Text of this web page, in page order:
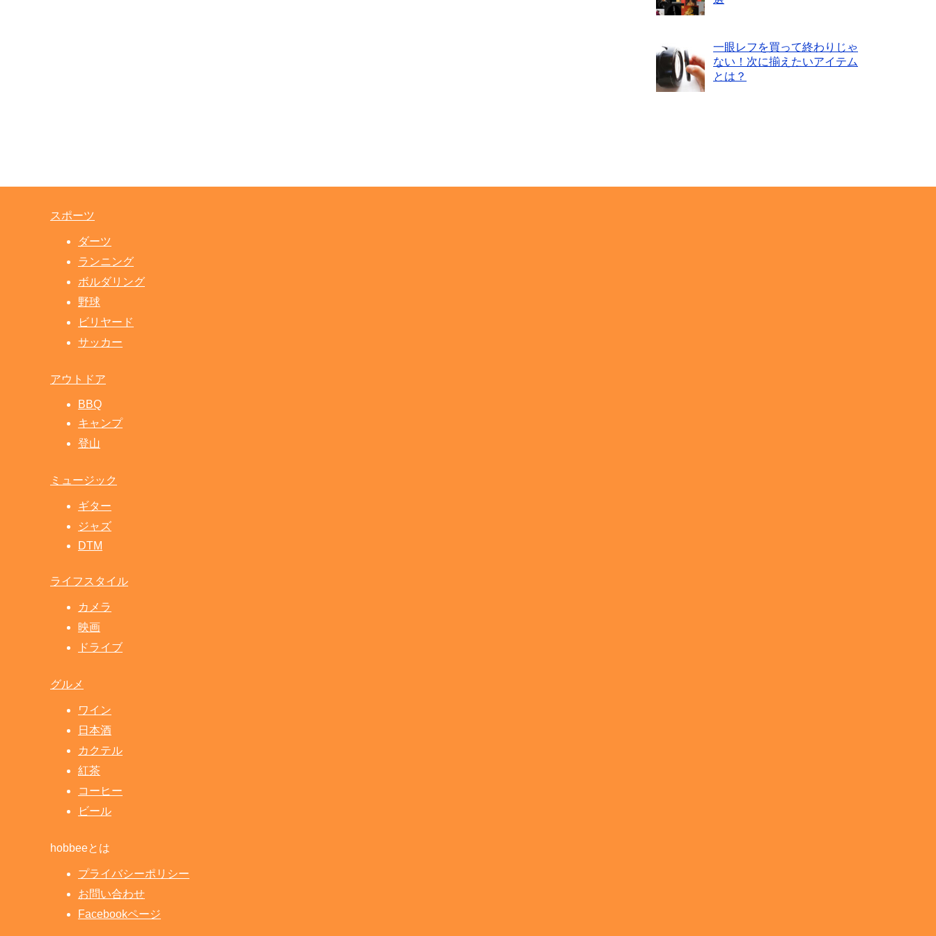
一眼レフを買って終わりじゃ
ない！次に揃えたいアイテム
とは？
スポーツ
ダーツ
ランニング
ボルダリング
野球
ビリヤード
サッカー
アウトドア
BBQ
キャンプ
登山
ミュージック
ギター
ジャズ
DTM
ライフスタイル
カメラ
映画
ドライブ
グルメ
ワイン
日本酒
カクテル
紅茶
コーヒー
ビール
hobbeeとは
プライバシーポリシー
お問い合わせ
Facebookページ